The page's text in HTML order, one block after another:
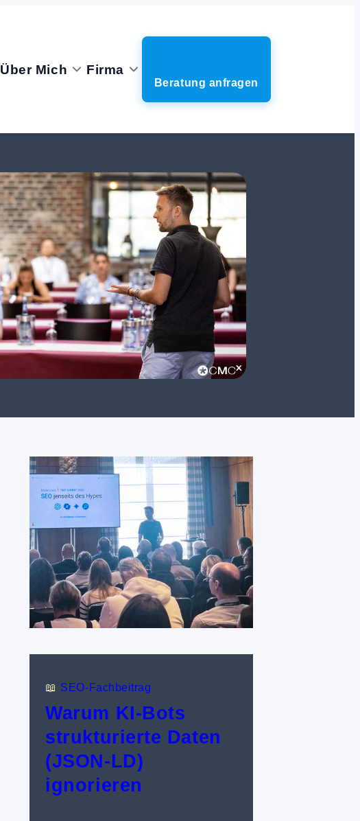
Über Mich Firma
Beratung anfragen
📖 SEO-Fachbeitrag
Warum KI-Bots
strukturierte Daten
(JSON-LD)
ignorieren